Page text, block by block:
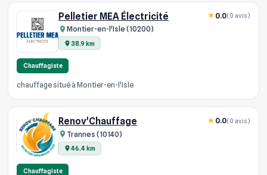
Pelletier MEA Électricité
Montier-en-l'Isle (10200)
38.9 km
0.0(0 avis)
Chauffagiste
chauffage situé à Montier-en-l'Isle
Renov'Chauffage
Trannes (10140)
46.4 km
0.0(0 avis)
Chauffagiste